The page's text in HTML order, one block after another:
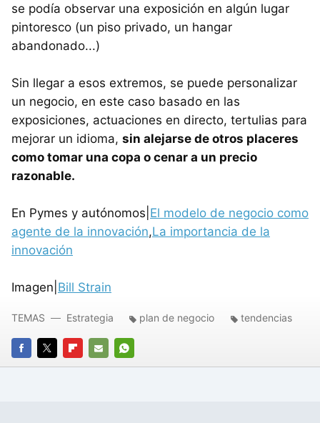
se podía observar una exposición en algún lugar
pintoresco (un piso privado, un hangar
abandonado...)
Sin llegar a esos extremos, se puede personalizar
un negocio, en este caso basado en las
exposiciones, actuaciones en directo, tertulias para
mejorar un idioma, sin alejarse de otros placeres
como tomar una copa o cenar a un precio
razonable.
En Pymes y autónomos| El modelo de negocio como
agente de la innovación,La importancia de la
innovación
Imagen| Bill Strain
FACEBOOK
TWITTERFLIPBOARD
E-
WHATSAPP
TEMAS Estrategia plan de negocio tendencias